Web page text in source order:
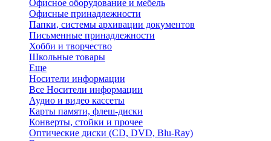
Офисное оборудование и мебель
Офисные принадлежности
Папки, системы архивации документов
Письменные принадлежности
Хобби и творчество
Школьные товары
Еще
Носители информации
Все Носители информации
Аудио и видео кассеты
Карты памяти, флеш-диски
Конверты, стойки и прочее
Оптические диски (CD, DVD, Blu-Ray)